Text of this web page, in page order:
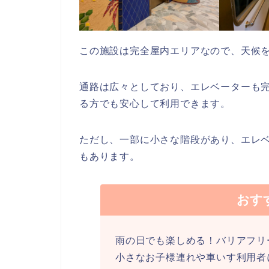
この施設は完全屋内エリアなので、天候
通路は広々としており、エレベーターも
る方でも安心して利用できます。
ただし、一部に小さな階段があり、エレ
もあります。
おす
雨の日でも楽しめる！バリアフ
小さなお子様連れや車いす利用